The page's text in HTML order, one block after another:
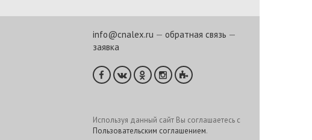
info@cnalex.ru — обратная связь —
заявка
Используя данный сайт Вы соглашаетесь с
Пользовательским соглашением.